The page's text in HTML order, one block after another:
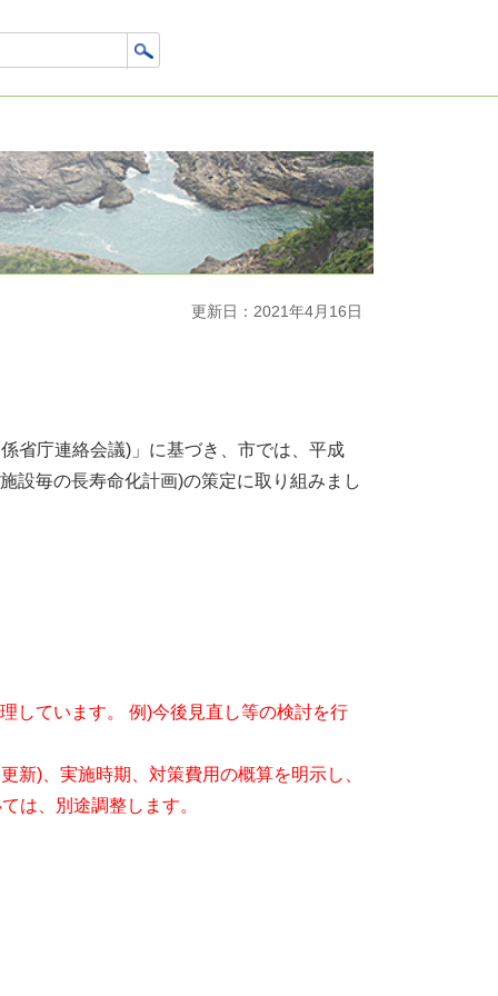
更新日：2021年4月16日
省庁連絡会議)」に基づき、市では、平成
設毎の長寿命化計画)の策定に取り組みまし
しています。 例)今後見直し等の検討を行
新)、実施時期、対策費用の概算を明示し、
は、別途調整します。